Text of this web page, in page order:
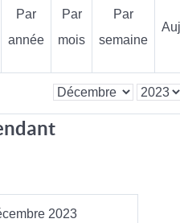
Par
année
Par
mois
Par
semaine
2023